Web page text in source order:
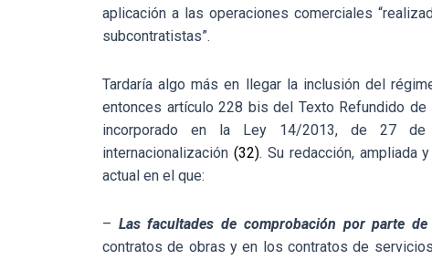
aplicación a las operaciones comerciales
subcontratistas”.
Tardaría algo más en llegar la inclusión del
entonces artículo 228 bis del Texto Refundido
incorporado en la Ley 14/2013, de 27
internacionalización (32). Su redacción, ampliada
actual en el que:
– Las facultades de comprobación por parte
contratos de obras y en los contratos de